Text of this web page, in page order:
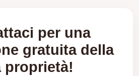
per una
gratuita della
proprietà!